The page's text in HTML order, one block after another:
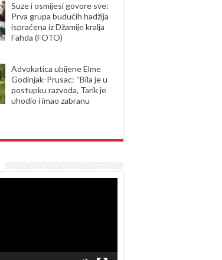
Suze i osmijesi govore sve:
Prva grupa budućih hadžija
ispraćena iz Džamije kralja
Fahda (FOTO)
Advokatica ubijene Elme
Godinjak-Prusac: “Bila je u
postupku razvoda, Tarik je
uhodio i imao zabranu